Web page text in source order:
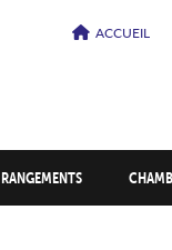
Menu
ACCUEIL
RANGEMENTS